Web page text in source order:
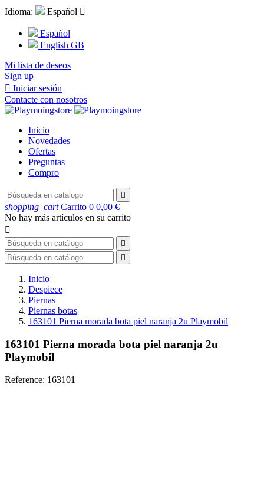
Idioma: Español 
Español
English GB
Mi lista de deseos
Sign up
 Iniciar sesión
Contacte con nosotros
Inicio
Novedades
Ofertas
Preguntas
Compro

shopping_cart Carrito 0 0,00 €
No hay más artículos en su carrito



Inicio
Despiece
Piernas
Piernas botas
163101 Pierna morada bota piel naranja 2u Playmobil
163101 Pierna morada bota piel naranja 2u
Playmobil
Reference: 163101